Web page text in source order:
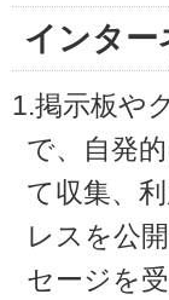
インター
1.掲示板や
で、自発
て収集、
レスを公
セージを